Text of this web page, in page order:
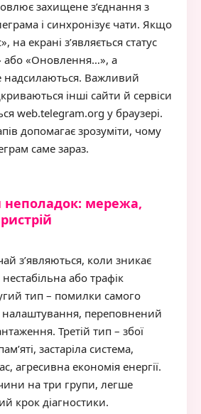
захищене з’єднання з
і синхронізує чати. Якщо
на екрані з’являється статус
або «Оновлення…», а
надсилаються. Важливий
інші сайти й сервіси
web.telegram.org у браузері.
допомагає зрозуміти, чому
саме зараз.
неполадок: мережа,
з’являються, коли зникає
або трафік
тип – помилки самого
налаштування, переповнений
Третій тип – збої
застаріла система,
агресивна економія енергії.
на три групи, легше
крок діагностики.